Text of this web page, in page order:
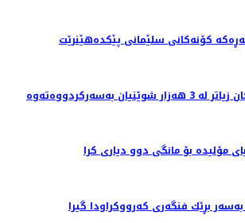
كۆنەكانی سلێمانی پێكدەهێنرێت
مۆلیده‌ بۆ مانگی دوو دیاری كرا
بڕێك فنگه‌ری كه‌رووكراودا گیرا